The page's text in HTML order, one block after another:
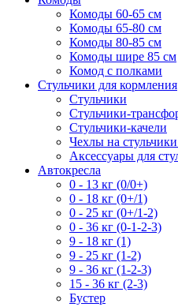
Комоды 60-65 см
Комоды 65-80 см
Комоды 80-85 см
Комоды шире 85 см
Комод с полками
Стульчики для кормления
Стульчики
Стульчики-
Стульчики-качели
Чехлы на
Аксессуары для
Автокресла
0 - 13 кг (0/0+)
0 - 18 кг (0+/1)
0 - 25 кг (0+/1-2)
0 - 36 кг (0-1-2-3)
9 - 18 кг (1)
9 - 25 кг (1-2)
9 - 36 кг (1-2-3)
15 - 36 кг (2-3)
Бустер